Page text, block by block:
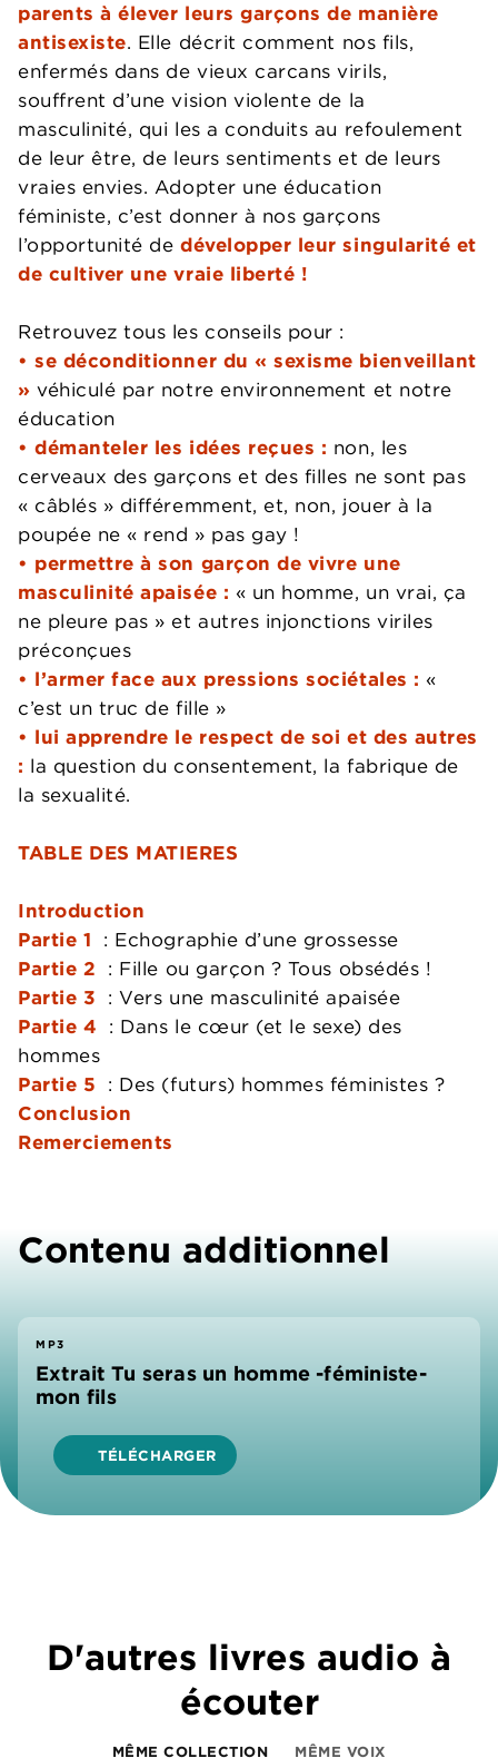
parents à élever leurs garçons de manière
antisexiste. Elle décrit comment nos fils,
enfermés dans de vieux carcans virils,
souffrent d’une vision violente de la
masculinité, qui les a conduits au refoulement
de leur être, de leurs sentiments et de leurs
vraies envies. Adopter une éducation
féministe, c’est donner à nos garçons
l’opportunité dedévelopper leur singularité et
de cultiver une vraie liberté !
Retrouvez tous les conseils pour :
• se déconditionner du « sexisme bienveillant
»véhiculé par notre environnement et notre
éducation
• démanteler les idées reçues : non, les
cerveaux des garçons et des filles ne sont pas
« câblés » différemment, et, non, jouer à la
poupée ne « rend » pas gay !
• permettre à son garçon de vivre une
masculinité apaisée : « un homme, un vrai, ça
ne pleure pas » et autres injonctions viriles
préconçues
• l’armer face aux pressions sociétales : «
c’est un truc de fille »
• lui apprendre le respect de soi et des autres
: la question du consentement, la fabrique de
la sexualité.
TABLE DES MATIERES
Introduction
Partie 1 : Echographie d’une grossesse
Partie 2 : Fille ou garçon ? Tous obsédés !
Partie 3 : Vers une masculinité apaisée
Partie 4 : Dans le cœur (et le sexe) des
hommes
Partie 5 : Des (futurs) hommes féministes ?
Conclusion
Remerciements
Contenu additionnel
MP3
Extrait Tu seras un homme -féministe-
mon fils
TÉLÉCHARGER
D'autres livres audio à
écouter
MÊME COLLECTION MÊME VOIX